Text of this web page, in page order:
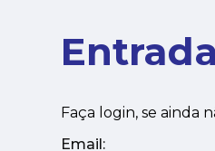
Entrada
Faça login, se ainda
Email: